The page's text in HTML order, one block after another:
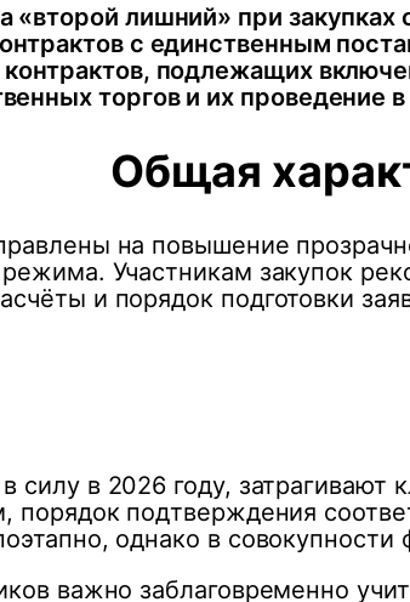
«второй лишний» при
с единственным
подлежащих
торгов и их проведение
Общая
на повышение
Участникам закупок
и порядок подготовки
силу в 2026 году,
порядок подтверждения
однако в
важно заблаговременно